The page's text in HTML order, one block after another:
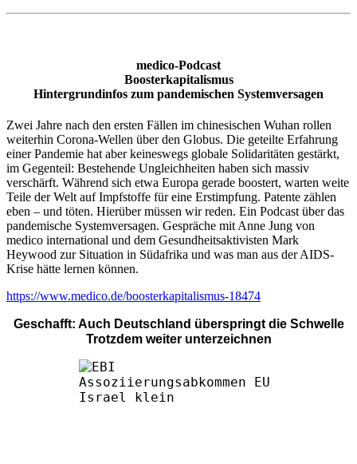
medico-Podcast
Boosterkapitalismus
Hintergrundinfos zum pandemischen Systemversagen
Zwei Jahre nach den ersten Fällen im chinesischen Wuhan rollen
weiterhin Corona-Wellen über den Globus. Die geteilte Erfahrung
einer Pandemie hat aber keineswegs globale Solidaritäten gestärkt,
im Gegenteil: Bestehende Ungleichheiten haben sich massiv
verschärft. Während sich etwa Europa gerade boostert, warten weite
Teile der Welt auf Impfstoffe für eine Erstimpfung. Patente zählen
eben – und töten. Hierüber müssen wir reden. Ein Podcast über das
pandemische Systemversagen. Gespräche mit Anne Jung von
medico international und dem Gesundheitsaktivisten Mark
Heywood zur Situation in Südafrika und was man aus der AIDS-
Krise hätte lernen können.
https://www.medico.de/boosterkapitalismus-18474
Geschafft: Auch Deutschland überspringt die Schwelle
Trotzdem weiter unterzeichnen